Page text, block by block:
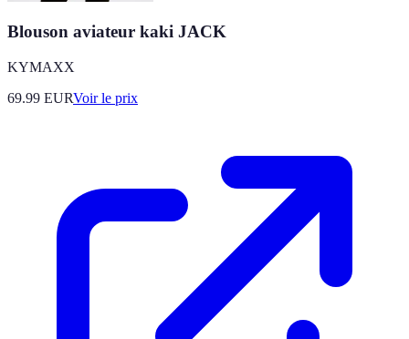
Blouson aviateur kaki JACK
KYMAXX
69.99 EURVoir le prix